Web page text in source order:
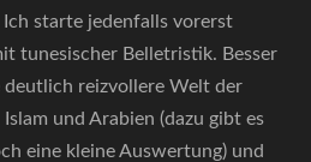
starte jedenfalls vorerst
tunesischer Belletristik. Besser
deutlich reizvollere Welt der
und Arabien (dazu gibt es
eine kleine Auswertung) und